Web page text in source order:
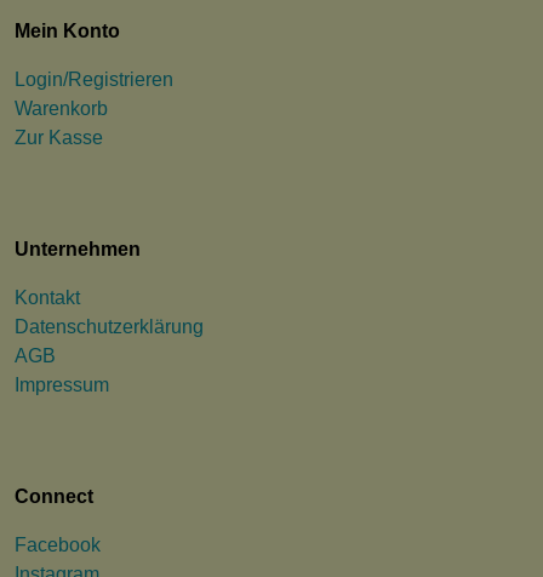
Mein Konto
Login/Registrieren
Warenkorb
Zur Kasse
Unternehmen
Kontakt
Datenschutzerklärung
AGB
Impressum
Connect
Facebook